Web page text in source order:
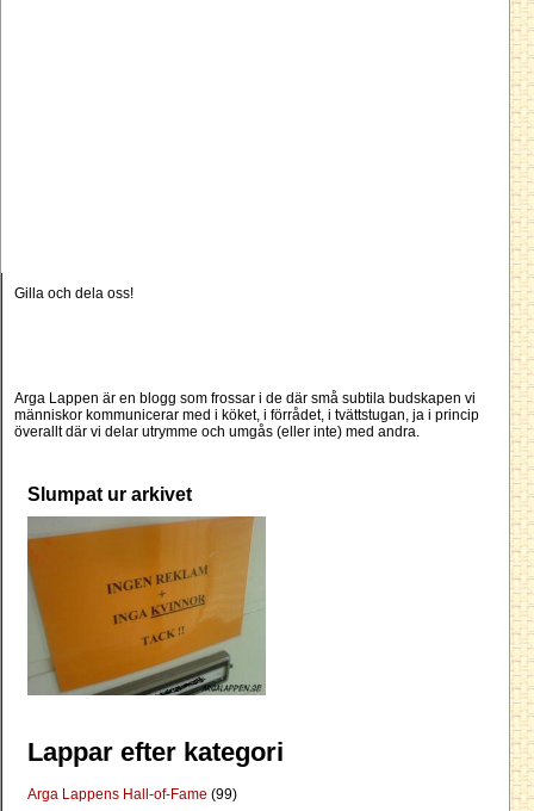
Gilla och dela oss!
Arga Lappen är en blogg som frossar i de där små subtila budskapen vi
människor kommunicerar med i köket, i förrådet, i tvättstugan, ja i princip
överallt där vi delar utrymme och umgås (eller inte) med andra.
Slumpat ur arkivet
Lappar efter kategori
Arga Lappens Hall-of-Fame (99)